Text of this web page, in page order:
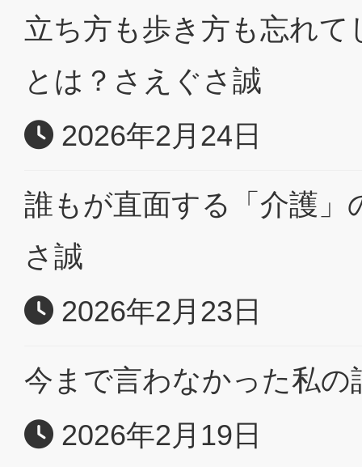
立ち方も歩き方も忘れ
とは？さえぐさ誠
2026年2月24日
誰もが直面する「介護
さ誠
2026年2月23日
今まで言わなかった私の
2026年2月19日